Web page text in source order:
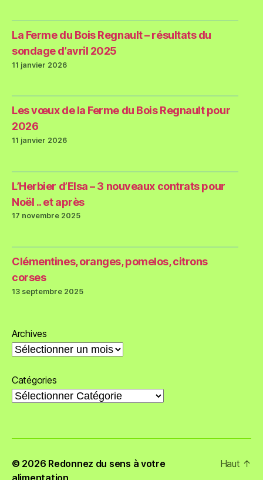
La Ferme du Bois Regnault – résultats du
sondage d’avril 2025
11 janvier 2026
Les vœux de la Ferme du Bois Regnault pour
2026
11 janvier 2026
L’Herbier d’Elsa – 3 nouveaux contrats pour
Noël .. et après
17 novembre 2025
Clémentines, oranges, pomelos, citrons
corses
13 septembre 2025
Archives
Catégories
© 2026 Redonnez du sens à votre
Haut ↑